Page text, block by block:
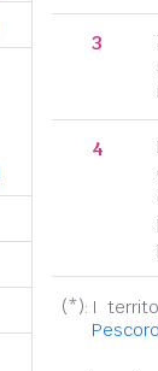
3
4
(*): I